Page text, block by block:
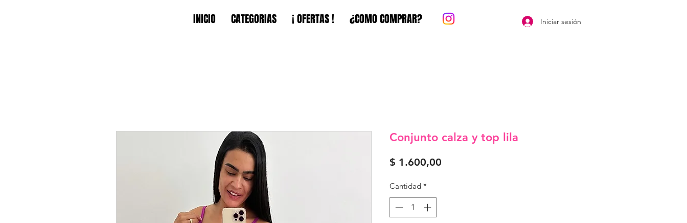
INICIO CATEGORIAS ¡ OFERTAS ! ¿COMO COMPRAR? Iniciar sesión
Conjunto calza y top lila
$ 1.600,00
Cantidad *